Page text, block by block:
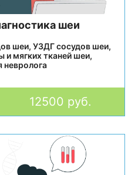
шеи
шеи, УЗДГ сосудов шеи,
мягких тканей шеи,
невролога
12500 руб.